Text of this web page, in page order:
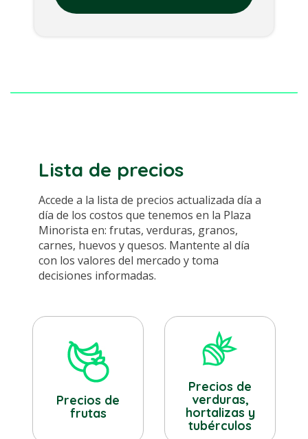
Lista de precios
Accede a la lista de precios actualizada día a
día de los costos que tenemos en la Plaza
Minorista en: frutas, verduras, granos,
carnes, huevos y quesos. Mantente al día
con los valores del mercado y toma
decisiones informadas.
Precios de
frutas
Precios de
verduras,
hortalizas y
tubérculos